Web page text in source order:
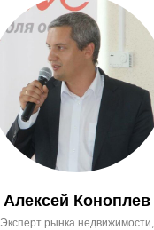
Алексей Коноплев
Эксперт рынка недвижимости,